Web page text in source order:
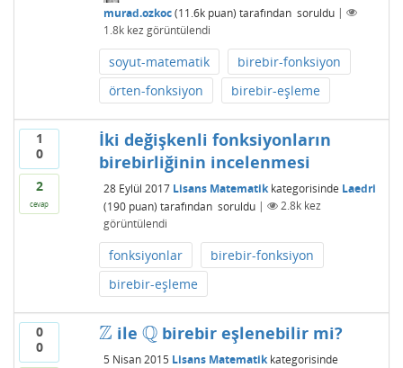
murad.ozkoc (11.6kpuan) tarafından soruldu |
1.8kkez görüntülendi
soyut-matematik
birebir-fonksiyon
örten-fonksiyon
birebir-eşleme
1
0
2
cevap
İki değişkenli fonksiyonların
birebirliğinin incelenmesi
28 Eylül 2017 Lisans Matematikkategorisinde Laedri
(190puan) tarafından soruldu | 2.8kkez
görüntülendi
fonksiyonlar
birebir-fonksiyon
birebir-eşleme
0
0
Z
Z ile Q
Qbirebir eşlenebilir mi?
5 Nisan 2015 Lisans Matematikkategorisinde